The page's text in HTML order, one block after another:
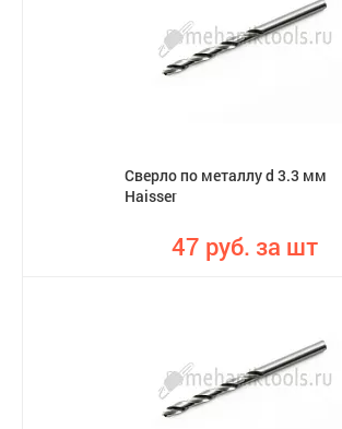
Сверло по металлу d 3.3 мм
Haisser
47 руб. за шт